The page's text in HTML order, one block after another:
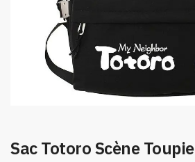
Sac Totoro Scène Toupie